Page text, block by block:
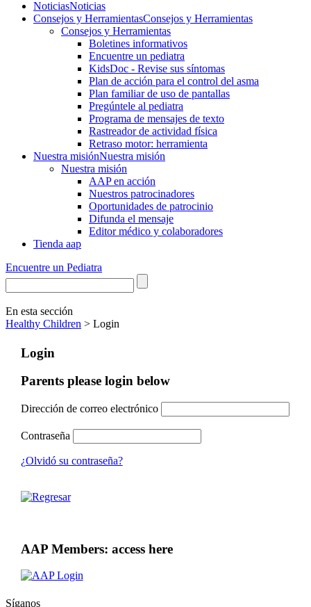
NoticiasNoticias
Consejos y HerramientasConsejos y Herramientas
Consejos y Herramientas
Boletines informativos
Encuentre un pediatra
KidsDoc - Revise sus síntomas
Plan de acción para el control del asma
Plan familiar de uso de pantallas
Pregúntele al pediatra
Programa de mensajes de texto
Rastre​​ador de activida​d física
Retraso motor: herramienta
Nuestra misiónNuestra misión
Nuestra misión
AAP en acción
Nuestros patrocinadores
Oportunidades de patrocinio
Difunda el mensaje
Editor médico y colaboradores
Tienda aap
Encuentre un Pediatra
En esta sección
Healthy Children > Login
Login
Parents please login below
Dirección de correo electrónico
Contraseña
¿Olvidó su contraseña?
AAP Members: access here
Síganos